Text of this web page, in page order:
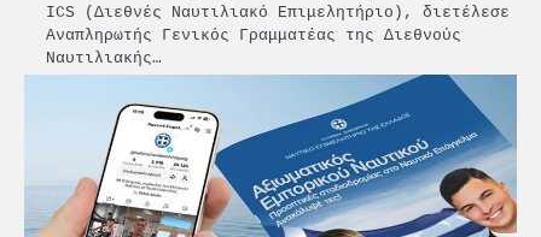
ICS (Διεθνές Ναυτιλιακό Επιμελητήριο), διετέλεσε
Αναπληρωτής Γενικός Γραμματέας της Διεθνούς
Ναυτιλιακής…